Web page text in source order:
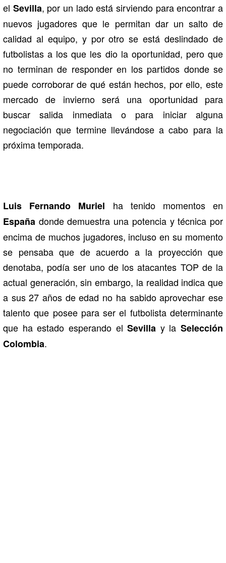
el Sevilla, por un lado está sirviendo para encontrar a
nuevos jugadores que le permitan dar un salto de
calidad al equipo, y por otro se está deslindado de
futbolistas a los que les dio la oportunidad, pero que
no terminan de responder en los partidos donde se
puede corroborar de qué están hechos, por ello, este
mercado de invierno será una oportunidad para
buscar salida inmediata o para iniciar alguna
negociación que termine llevándose a cabo para la
próxima temporada.
Luis Fernando Muriel ha tenido momentos en
España donde demuestra una potencia y técnica por
encima de muchos jugadores, incluso en su momento
se pensaba que de acuerdo a la proyección que
denotaba, podía ser uno de los atacantes TOP de la
actual generación, sin embargo, la realidad indica que
a sus 27 años de edad no ha sabido aprovechar ese
talento que posee para ser el futbolista determinante
que ha estado esperando elSevilla y la Selección
Colombia.